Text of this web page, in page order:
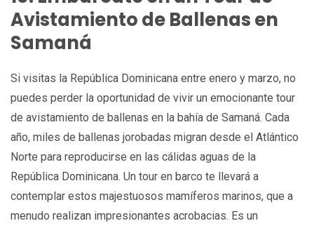
Avistamiento de Ballenas en
Samaná
Si visitas la República Dominicana entre enero y marzo, no
puedes perder la oportunidad de vivir un emocionante tour
de avistamiento de ballenas en la bahía de Samaná. Cada
año, miles de ballenas jorobadas migran desde el Atlántico
Norte para reproducirse en las cálidas aguas de la
República Dominicana. Un tour en barco te llevará a
contemplar estos majestuosos mamíferos marinos, que a
menudo realizan impresionantes acrobacias. Es un